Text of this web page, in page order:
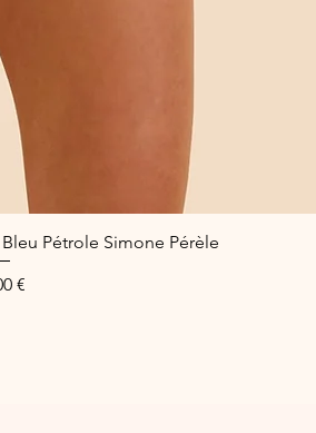
rapidePétrole Simone Pérèle
€